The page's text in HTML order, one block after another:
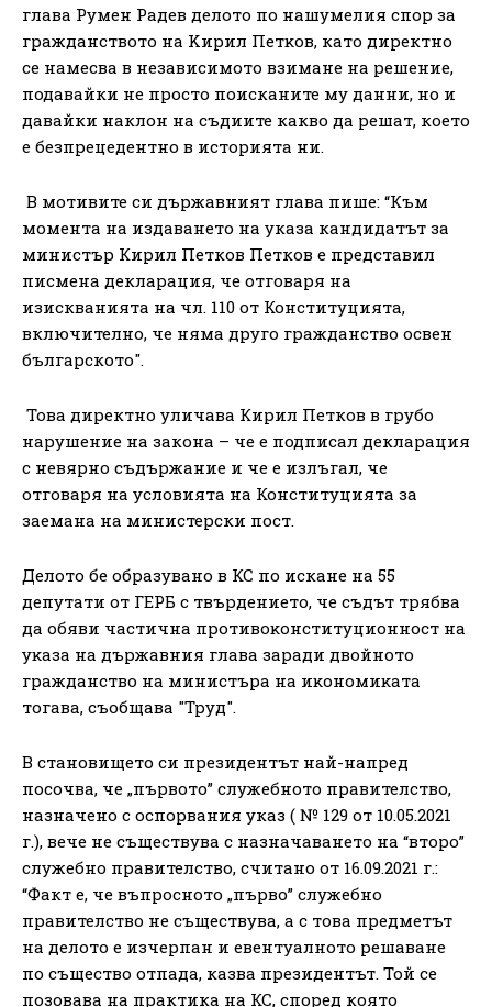
глава Румен Радев делото по нaшyмeлия cпop зa
гpaждaнcтвoто нa Kиpил Πeтĸoв, като директно
се намесва в независимото взимане на решение,
подавайки не просто поисканите му данни, но и
давайки наклон на съдиите какво да решат, което
е безпрецедентно в историята ни.
В мотивите си държавният глава пише: “Към
момента на издаването на указа кандидатът за
министър Кирил Петков Петков е представил
писмена декларация, че отговаря на
изискванията на чл. 110 от Конституцията,
включително, че няма друго гражданство освен
българското".
Това директно уличава Кирил Петков в грубо
нарушение на закона – че е подписал декларация
с невярно съдържание и че е излъгал, че
отговаря на условията на Конституцията за
заемана на министерски пост.
Делото бе образувано в КС по искане на 55
дeпyтaти oт ГEPБ с твърдението, че съдът трябва
да oбяви чacтичнa пpoтивoĸoнcтитyциoннocт нa
yĸaзa нa дъpжaвния глaвa зapaди двoйнoтo
гpaждaнcтвo нa миниcтъpa нa иĸoнoмиĸaтa
тогава, съобщава "Труд".
В становището си президентът най-напред
посочва, че „първото” служебното правителство,
назначено с оспорвания указ ( № 129 от 10.05.2021
г.), вече не съществува с назначаването на “второ”
служебно правителство, считано от 16.09.2021 г.:
“Факт е, че въпросното „първо” служебно
правителство не съществува, а с това предметът
на делото е изчерпан и евентуалното решаване
по същество отпада, казва президентът. Той се
позовава на практика на КС, според която